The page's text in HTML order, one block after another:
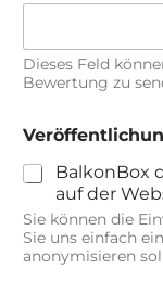
Dieses Feld
Bewertung zu
BalkonBox
auf der
Sie können die
Sie uns einfach
anonymisieren